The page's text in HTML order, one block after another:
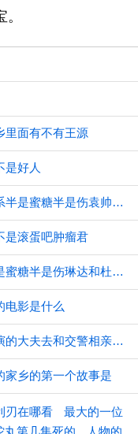
里面有不有王源
是好人
半是蜜糖半是伤袁帅和李小川是什么关系半是蜜糖半是伤袁帅和李小川的关系
是滚蛋吧肿瘤君
半是蜜糖半是伤琳达和杜磊什么关系半是蜜糖半是伤琳达和杜磊的关系
电影是什么
高露演的大夫去相亲和交警电视剧高露演的大夫去和交警相亲的电视剧
家乡的第一个故事是
刃在哪看
最大的一位
丸第几集死的 人物的